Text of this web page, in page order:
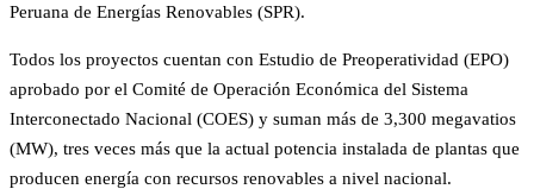
Peruana de Energías Renovables (SPR).
Todos los proyectos cuentan con Estudio de Preoperatividad (EPO)
aprobado por el Comité de Operación Económica del Sistema
Interconectado Nacional (COES) y suman más de 3,300 megavatios
(MW), tres veces más que la actual potencia instalada de plantas que
producen energía con recursos renovables a nivel nacional.